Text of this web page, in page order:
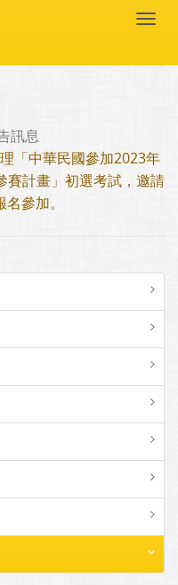
訊息
「中華民國參加2023年
賽計畫」初選考試，邀請
參加。